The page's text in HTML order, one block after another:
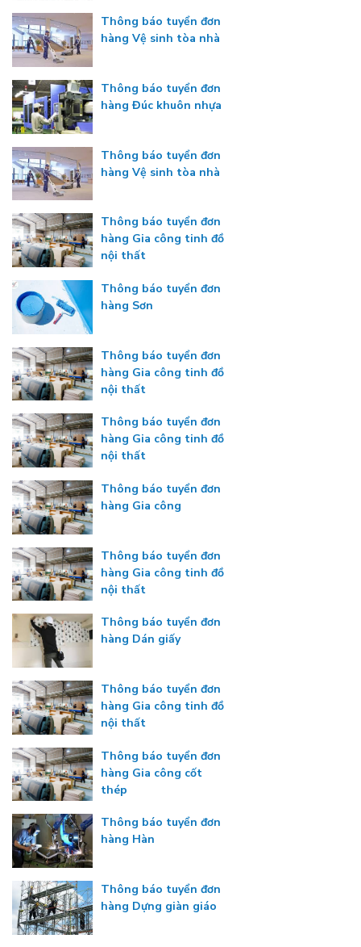
Thông báo tuyển đơn
hàng Vệ sinh tòa nhà
Thông báo tuyển đơn
hàng Đúc khuôn nhựa
Thông báo tuyển đơn
hàng Vệ sinh tòa nhà
Thông báo tuyển đơn
hàng Gia công tinh đồ
nội thất
Thông báo tuyển đơn
hàng Sơn
Thông báo tuyển đơn
hàng Gia công tinh đồ
nội thất
Thông báo tuyển đơn
hàng Gia công tinh đồ
nội thất
Thông báo tuyển đơn
hàng Gia công
Thông báo tuyển đơn
hàng Gia công tinh đồ
nội thất
Thông báo tuyển đơn
hàng Dán giấy
Thông báo tuyển đơn
hàng Gia công tinh đồ
nội thất
Thông báo tuyển đơn
hàng Gia công cốt
thép
Thông báo tuyển đơn
hàng Hàn
Thông báo tuyển đơn
hàng Dựng giàn giáo